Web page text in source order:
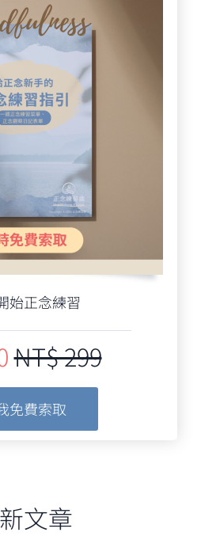
始正念練習
NT$ 299
免費索取
文章